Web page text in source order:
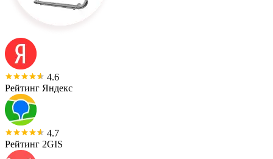
4.6
Рейтинг Яндекс
4.7
Рейтинг 2GIS